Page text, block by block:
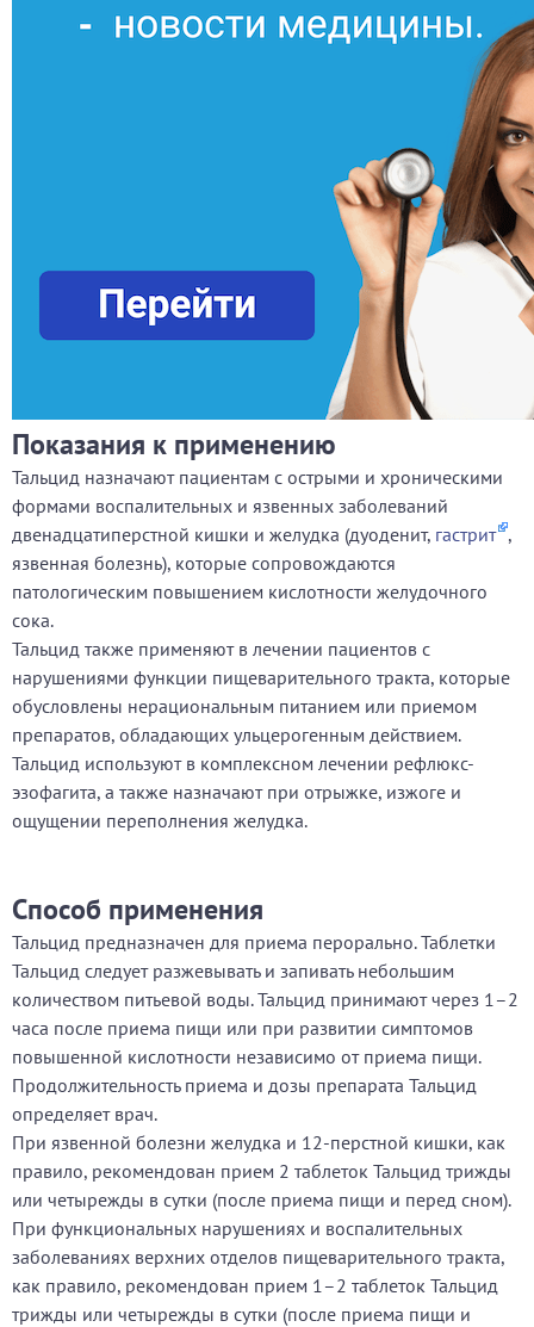
Показания к применению
Тальцид назначают пациентам с острыми и хроническими
формами воспалительных и язвенных заболеваний
двенадцатиперстной кишки и желудка (дуоденит, гастрит ,
язвенная болезнь), которые сопровождаются
патологическим повышением кислотности желудочного
сока.
Тальцид также применяют в лечении пациентов с
нарушениями функции пищеварительного тракта, которые
обусловлены нерациональным питанием или приемом
препаратов, обладающих ульцерогенным действием.
Тальцид используют в комплексном лечении рефлюкс-
эзофагита, а также назначают при отрыжке, изжоге и
ощущении переполнения желудка.
Способ применения
Тальцид предназначен для приема перорально. Таблетки
Тальцид следует разжевывать и запивать небольшим
количеством питьевой воды. Тальцид принимают через 1–2
часа после приема пищи или при развитии симптомов
повышенной кислотности независимо от приема пищи.
Продолжительность приема и дозы препарата Тальцид
определяет врач.
При язвенной болезни желудка и 12-перстной кишки, как
правило, рекомендован прием 2 таблеток Тальцид трижды
или четырежды в сутки (после приема пищи и перед сном).
При функциональных нарушениях и воспалительных
заболеваниях верхних отделов пищеварительного тракта,
как правило, рекомендован прием 1–2 таблеток Тальцид
трижды или четырежды в сутки (после приема пищи и